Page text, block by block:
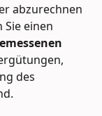
abzurechnen
einen
des